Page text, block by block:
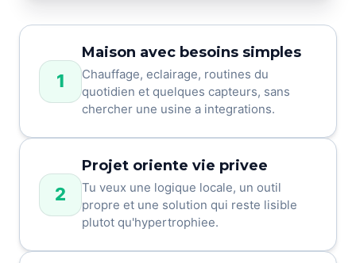
1
Maison avec besoins simples
Chauffage, eclairage, routines du
quotidien et quelques capteurs, sans
chercher une usine a integrations.
2
Projet oriente vie privee
Tu veux une logique locale, un outil
propre et une solution qui reste lisible
plutot qu'hypertrophiee.